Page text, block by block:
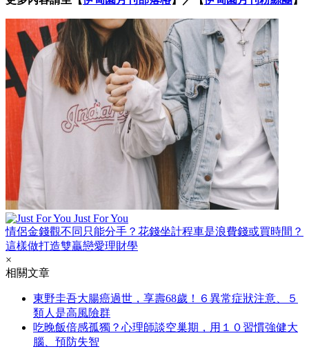
Just For You
情侶金錢觀不同只能分手？花錢坐計程車是浪費錢或買時間？
這樣做打造雙贏戀愛理財學
×
相關文章
東野圭吾大腸癌過世，享壽68歲！６異常症狀注意、５
類人是高風險群
吃晚飯倍感孤獨？心理師談空巢期，用１０習慣強健大
腦、預防失智